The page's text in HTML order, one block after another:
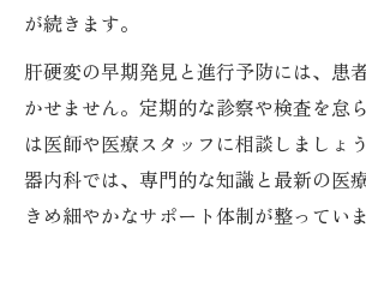
が続きます。
肝硬変の早期発見と進行予防には、患
かせません。定期的な診察や検査を怠
は医師や医療スタッフに相談しましょ
器内科では、専門的な知識と最新の医
きめ細やかなサポート体制が整っていま